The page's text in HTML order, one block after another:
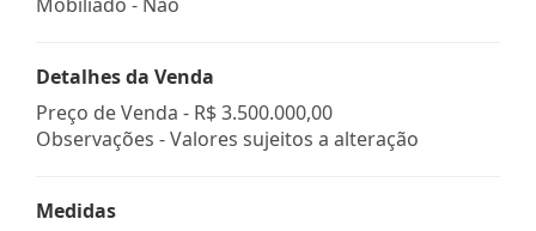
Detalhes da Venda
Preço de Venda - R$ 3.500.000,00
Observações - Valores sujeitos a alteração
Medidas